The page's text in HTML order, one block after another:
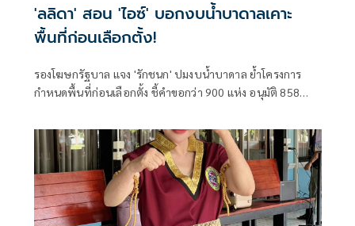
'ลลิดา' สอน 'ไอซ์' บอกงบน้ำบาดาลเคาะ
พื้นที่ก่อนเลือกตั้ง!
รองโฆษกรัฐบาล แจง 'รักชนก' ปมงบน้ำบาดาล ย้ำโครงการ
กำหนดพื้นที่ก่อนเลือกตั้ง ชี้คำขอกว่า 900 แห่ง อนุมัติ 858